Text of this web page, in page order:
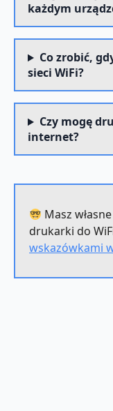
każdym
Co zrobić,
sieci WiFi?
Czy mogę
internet?
Masz
drukarki do
wskazówkami